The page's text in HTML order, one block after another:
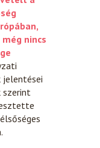
még nincs